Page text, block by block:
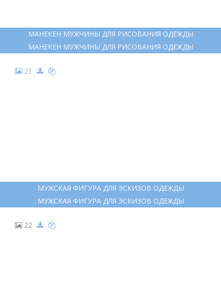
МАНЕКЕН МУЖЧИНЫ ДЛЯ РИСОВАНИЯ ОДЕЖДЫ
МАНЕКЕН МУЖЧИНЫ ДЛЯ РИСОВАНИЯ ОДЕЖДЫ
21
МУЖСКАЯ ФИГУРА ДЛЯ ЭСКИЗОВ ОДЕЖДЫ
МУЖСКАЯ ФИГУРА ДЛЯ ЭСКИЗОВ ОДЕЖДЫ
22